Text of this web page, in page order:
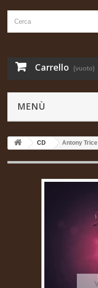
Carrello (vuoto)
MENÙ
CD Antony